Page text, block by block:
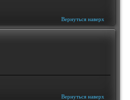
Вернуться наверх
Вернуться наверх